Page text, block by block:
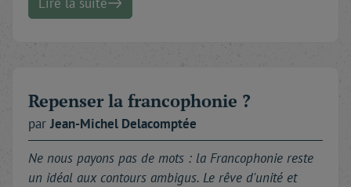
Repenser la francophonie ?
parJean-Michel Delacomptée
Ne nous payons pas de mots : la Francophonie reste
un idéal aux contours ambigus. Le rêve d'unité et